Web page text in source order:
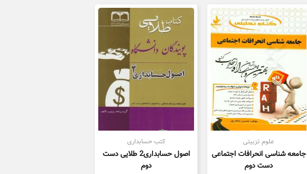
80,000 تومان
علوم تزبیتی
جامعه شناسی انحرافات اجتماعی
دست دوم
کتب حسابداری
اصول حسابداری2 طلایی دست
دوم